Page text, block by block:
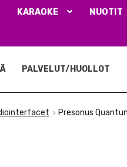
KARAOKE NUOTIT
PALVELUT/HUOLLOT
Presonus